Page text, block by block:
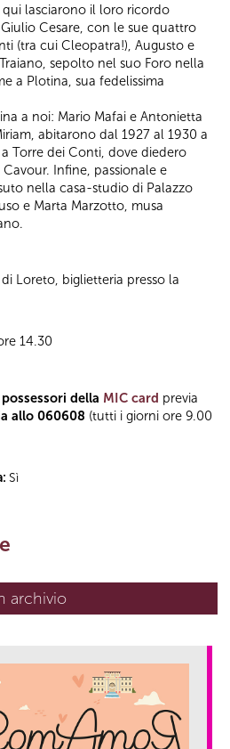
qui lasciarono il loro ricordo
Cesare, con le sue quattro
(tra cui Cleopatra!), Augusto e
sepolto nel suo Foro nella
a Plotina, sua fedelissima
a noi: Mario Mafai e Antonietta
abitarono dal 1927 al 1930 a
Torre dei Conti, dove diedero
Infine, passionale e
nella casa-studio di Palazzo
e Marta Marzotto, musa
Loreto, biglietteria presso la
14.30
della MIC card previa
allo 060608 (tutti i giorni ore 9.00
Sì
archivio